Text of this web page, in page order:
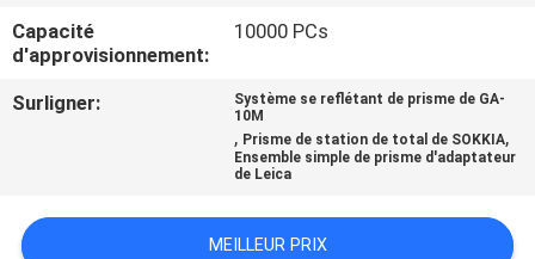
QUALITÉ
CONTACTEZ-
NOUVELLES
Capacité
d'approvisionnement:
10000 PCs
Surligner:
Système se reflétant de prisme de GA-
10M
, Prisme de station de total de SOKKIA,
Ensemble simple de prisme d'adaptateur
de Leica
MEILLEUR PRIX